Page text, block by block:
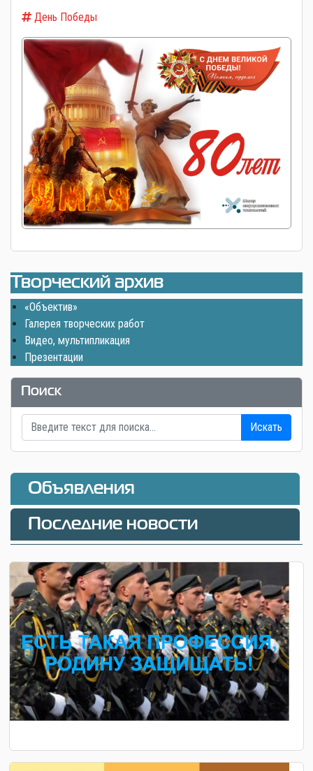
День Победы
Творческий архив
«Объектив»
Галерея творческих работ
Видео, мультипликация
Презентации
Поиск
Искать
Объявления
Последние новости